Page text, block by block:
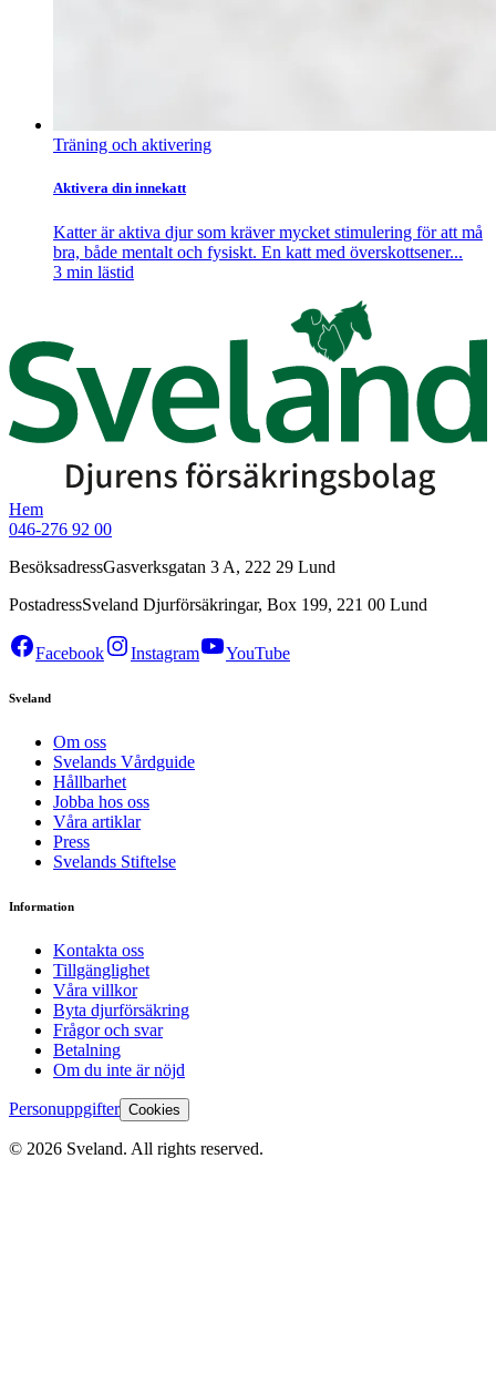
Träning och aktivering
Aktivera din innekatt
Katter är aktiva djur som kräver mycket stimulering för att må
bra, både mentalt och fysiskt. En katt med överskottsener...
3 min lästid
Hem
046-276 92 00
BesöksadressGasverksgatan 3 A, 222 29 Lund
PostadressSveland Djurförsäkringar, Box 199, 221 00 Lund
Facebook Instagram YouTube
Sveland
Om oss
Svelands Vårdguide
Hållbarhet
Jobba hos oss
Våra artiklar
Press
Svelands Stiftelse
Information
Kontakta oss
Tillgänglighet
Våra villkor
Byta djurförsäkring
Frågor och svar
Betalning
Om du inte är nöjd
Personuppgifter Cookies
© 2026 Sveland. All rights reserved.